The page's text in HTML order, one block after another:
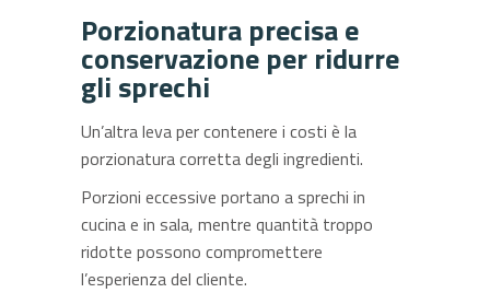
Porzionatura precisa e
conservazione per ridurre
gli sprechi
Un’altra leva per contenere i costi è la
porzionatura corretta degli ingredienti.
Porzioni eccessive portano a sprechi in
cucina e in sala, mentre quantità troppo
ridotte possono compromettere
l’esperienza del cliente.